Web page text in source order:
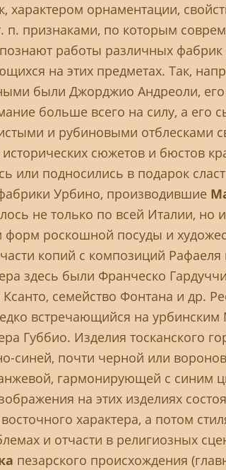
орнаментации,
п. признаками, по которым
работы различных фабрик
на этих предметах. Так,
были Джорджио Андреоли, его
больше всего на силу, а его
и рубиновыми отблесками
сюжетов и бюстов
или подносились в подарок
Урбино, производившие
не только по всей Италии, но
форм роскошной посуды и
копий с композиций Рафаеля
здесь были Франческо
семейство Фонтана и др.
встречающийся на
Губбио. Изделия тосканского
синей, почти черной или
гармонирующей с синим
на этих изделиях
характера, а потом
и отчасти в религиозных
пезарского происхождения